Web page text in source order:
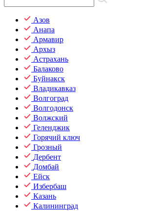
Азов
Анапа
Армавир
Архыз
Астрахань
Балаково
Буйнакск
Владикавказ
Волгоград
Волгодонск
Волжский
Геленджик
Горячий ключ
Грозный
Дербент
Домбай
Ейск
Избербаш
Казань
Калининград